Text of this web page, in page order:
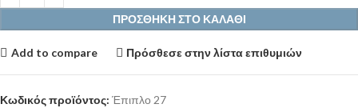
ΠΡΟΣΘΉΚΗ ΣΤΟ ΚΑΛΆΘΙ
Add to compare Πρόσθεσε στην λίστα επιθυμιών
Κωδικός προϊόντος: Έπιπλο 27